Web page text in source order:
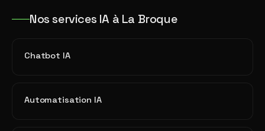
Nos services IA à La Broque
Chatbot IA
Automatisation IA